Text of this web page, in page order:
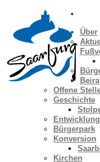
Über
Offene
Geschichte
Bürgerpark
Konversion
Kirchen